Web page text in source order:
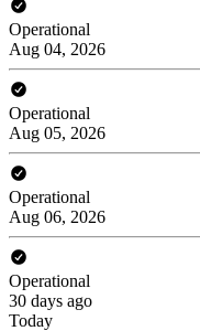
Operational
Aug 04, 2026
Operational
Aug 05, 2026
Operational
Aug 06, 2026
Operational
30 days ago
Today